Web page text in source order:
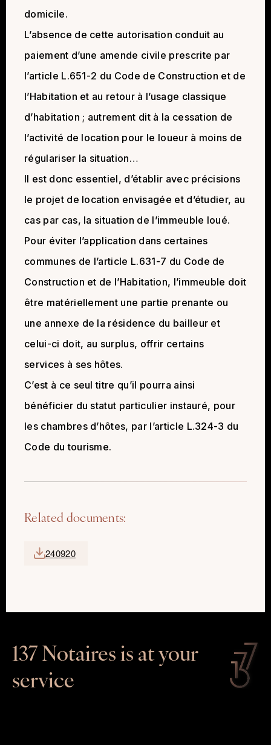
domicile.
L’absence de cette autorisation conduit au
paiement d’une amende civile prescrite par
l’article L.651-2 du Code de Construction et de
l’Habitation et au retour à l’usage classique
d’habitation ; autrement dit à la cessation de
l’activité de location pour le loueur à moins de
régulariser la situation…
Il est donc essentiel, d’établir avec précisions
le projet de location envisagée et d’étudier, au
cas par cas, la situation de l’immeuble loué.
Pour éviter l’application dans certaines
communes de l’article L.631-7 du Code de
Construction et de l’Habitation, l’immeuble doit
être matériellement une partie prenante ou
une annexe de la résidence du bailleur et
celui-ci doit, au surplus, offrir certains
services à ses hôtes.
C’est à ce seul titre qu’il pourra ainsi
bénéficier du statut particulier instauré, pour
les chambres d’hôtes, par l’article L.324-3 du
Code du tourisme.
Related documents:
240920
137 Notaires is at your
service